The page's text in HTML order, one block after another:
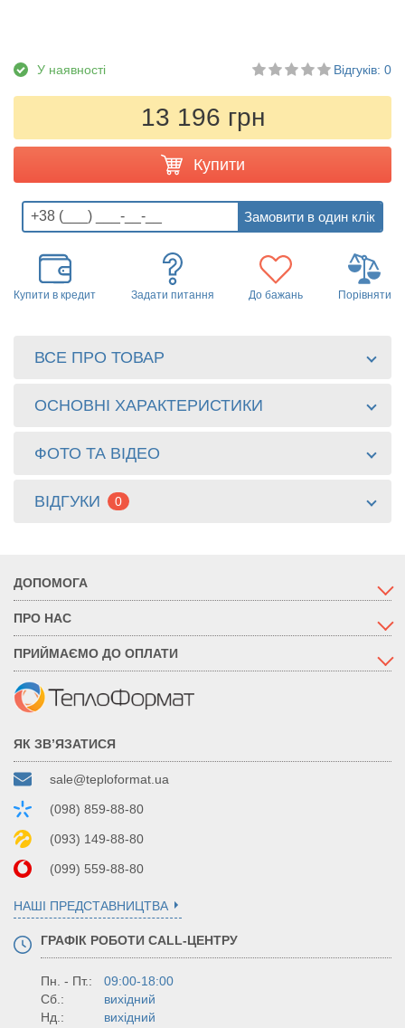
У наявності Відгуків: 0
13 196 грн
Купити
Купити в кредит Задати питання До бажань Порівняти
ВСЕ ПРО ТОВАР
ОСНОВНІ ХАРАКТЕРИСТИКИ
ФОТО ТА ВІДЕО
ВІДГУКИ 0
ДОПОМОГА
ПРО НАС
ПРИЙМАЄМО ДО ОПЛАТИ
ЯК ЗВ’ЯЗАТИСЯ
sale@teploformat.ua
(098) 859-88-80
(093) 149-88-80
(099) 559-88-80
НАШІ ПРЕДСТАВНИЦТВА
ГРАФІК РОБОТИ CALL-ЦЕНТРУ
Пн. - Пт.:
09:00-18:00
Сб.:
вихідний
Нд.:
вихідний